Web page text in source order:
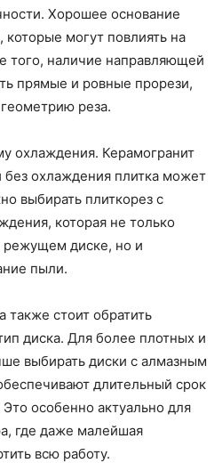
Хорошее основание
могут повлиять на
того, наличие направляющей
прямые и ровные прорези,
реза.
охлаждения. Керамогранит
без охлаждения плитка может
выбирать плиткорез с
которая не только
режущем диске, но и
пыли.
также стоит обратить
диска. Для более плотных и
выбирать диски с алмазным
длительный срок
особенно актуально для
где даже малейшая
всю работу.